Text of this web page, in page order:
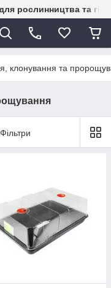
рослинництва та
клонування та
Фільтри